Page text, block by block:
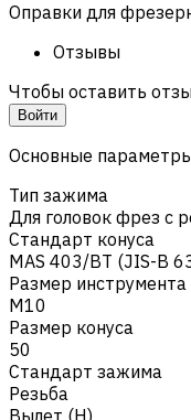
Оправки для
Отзывы
Чтобы оставить
Войти
Основные
Тип зажима
Для головок фрез с
Стандарт конуса
MAS 403/BT (JIS-B
Размер инструмента
M10
Размер конуса
50
Стандарт зажима
Резьба
Вылет (H)